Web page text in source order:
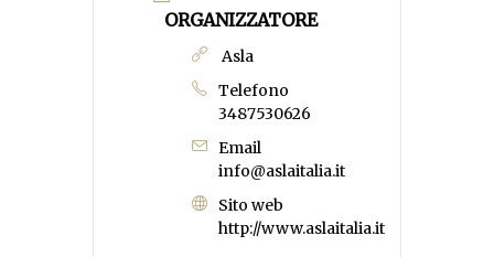
ORGANIZZATORE
Asla
Telefono
3487530626
Email
info@aslaitalia.it
Sito web
http://www.aslaitalia.it